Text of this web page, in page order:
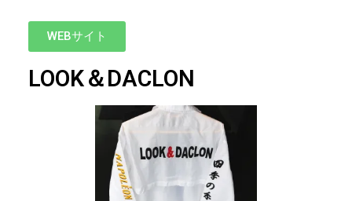
WEBサイト
LOOK＆DACLON